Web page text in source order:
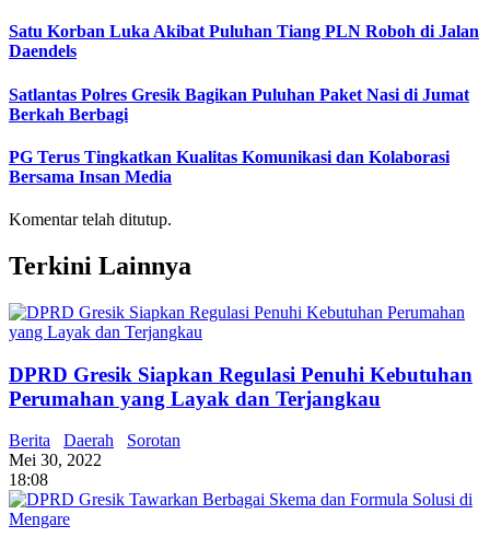
Satu Korban Luka Akibat Puluhan Tiang PLN Roboh di Jalan
Daendels
Satlantas Polres Gresik Bagikan Puluhan Paket Nasi di Jumat
Berkah Berbagi
PG Terus Tingkatkan Kualitas Komunikasi dan Kolaborasi
Bersama Insan Media
Komentar telah ditutup.
Terkini Lainnya
DPRD Gresik Siapkan Regulasi Penuhi Kebutuhan
Perumahan yang Layak dan Terjangkau
Berita Daerah
Sorotan
Mei 30, 2022
18:08